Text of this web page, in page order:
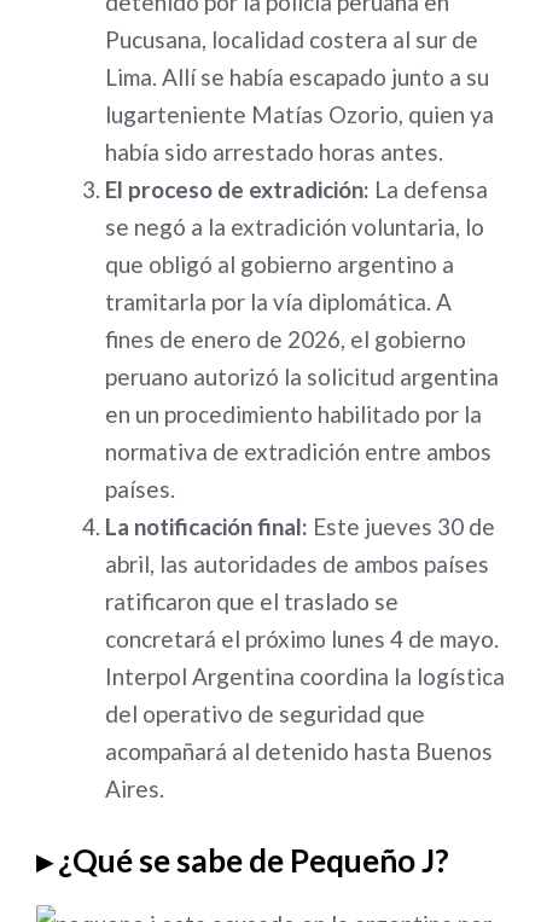
Pucusana, localidad costera al sur de
Lima. Allí se había escapado junto a su
lugarteniente Matías Ozorio, quien ya
había sido arrestado horas antes
El proceso de extradición: La defensa
se negó a la extradición voluntaria, lo
que obligó al gobierno argentino a
tramitarla por la vía diplomática. A
fines de enero de 2026, el gobierno
peruano autorizó la solicitud argentina
en un procedimiento habilitado por la
normativa de extradición entre ambos
países
La notificación final: Este jueves 30 de
abril, las autoridades de ambos países
ratificaron que el traslado se
concretará el próximo lunes 4 de mayo.
Interpol Argentina coordina la logística
del operativo de seguridad que
acompañará al detenido hasta Buenos
Aires
▸ ¿Qué se sabe de Pequeño J?